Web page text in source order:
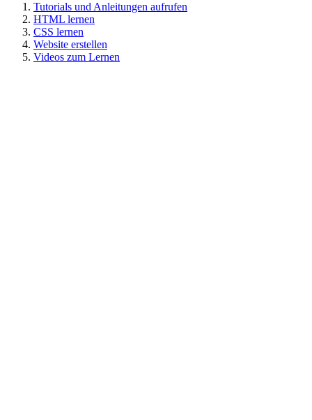
Tutorials und Anleitungen aufrufen
HTML lernen
CSS lernen
Website erstellen
Videos zum Lernen